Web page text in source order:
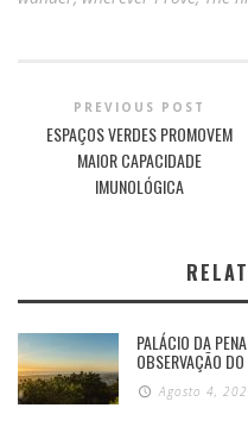
PREVIOUS POST
ESPAÇOS VERDES PROMOVEM
MAIOR CAPACIDADE
IMUNOLÓGICA
PALÁCIO DA
OBSERVAÇÃO
Agosto 4,